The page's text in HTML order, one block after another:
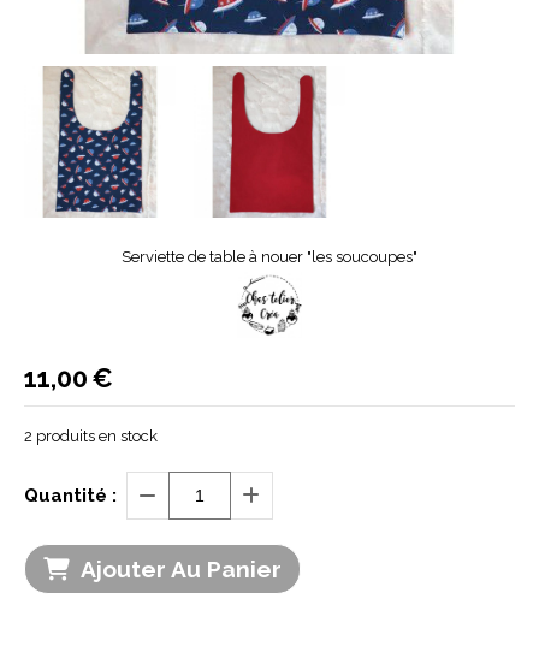
Serviette de table à nouer "les soucoupes"
11,00€
2 produits en stock
Quantité :
Ajouter Au Panier